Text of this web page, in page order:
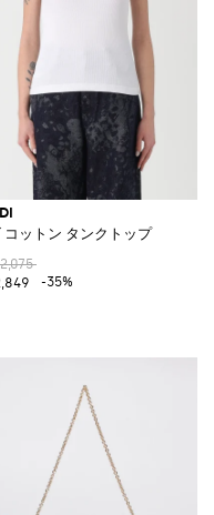
ーカードホルダー
コットン タンクトップ
-35%